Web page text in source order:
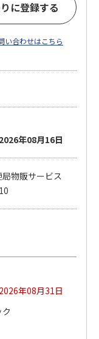
通切手・千鳥（1シ
11,000円
に登録する
い合わせはこちら
年08月16日
物販サービス
年08月31日